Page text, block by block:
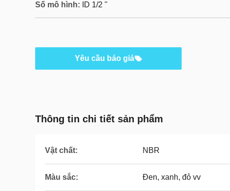
Số mô hình: ID 1/2 ''
Yêu cầu báo giá
Thông tin chi tiết sản phẩm
Vật chất: NBR
Màu sắc: Đen, xanh, đỏ vv